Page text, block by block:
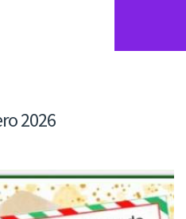
2026